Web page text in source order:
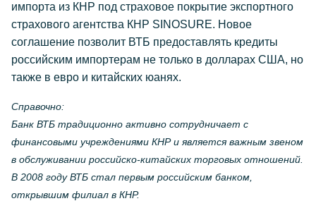
импорта из КНР под страховое покрытие экспортного
страхового агентства КНР SINOSURE. Новое
соглашение позволит ВТБ предоставлять кредиты
российским импортерам не только в долларах США, но
также в евро и китайских юанях.
Справочно:
Банк ВТБ традиционно активно сотрудничает с
финансовыми учреждениями КНР и является важным звеном
в обслуживании российско-китайских торговых отношений.
В 2008 году ВТБ стал первым российским банком,
открывшим филиал в КНР.